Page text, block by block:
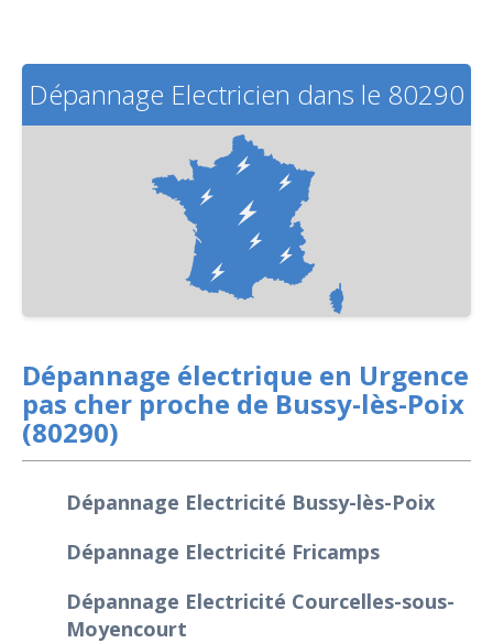
Dépannage Electricien dans le 80290
Dépannage électrique en Urgence
pas cher proche de Bussy-lès-Poix
(80290)
Dépannage Electricité Bussy-lès-Poix
Dépannage Electricité Fricamps
Dépannage Electricité Courcelles-sous-
Moyencourt